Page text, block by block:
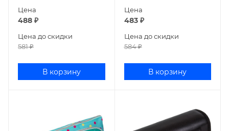
Цена
488 ₽
Цена до скидки
581₽
В корзину
Цена
483₽
Цена до скидки
584₽
В корзину